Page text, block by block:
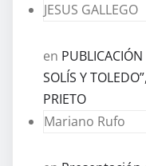
JESUS GALLEGO
en
SOLÍS Y
PRIETO
Mariano Rufo